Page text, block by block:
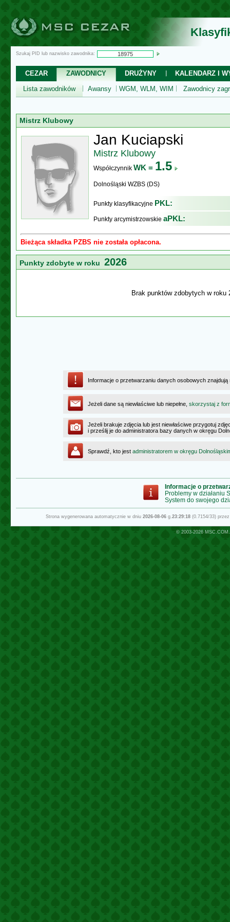
Szukaj PID lub nazwisko zawodnika:
CEZAR ZAWODNICY DRUŻYNY
KALENDARZ I
Lista zawodników
Awansy WGM, WLM, WIM Zawodnicy
Mistrz Klubowy
Jan Kuciapski
Mistrz Klubowy
Współczynnik WK = 1.5
Dolnośląski WZBS (DS)
Punkty klasyfikacyjne PKL:
Punkty arcymistrzowskie aPKL:
Bieżąca składka PZBS nie została opłacona.
Punkty zdobyte w roku 2026
Brak punktów zdobytych w roku
Informacje o przetwarzaniu danych osobowych
Jeżeli dane są niewłaściwe lub niepełne, skorzystaj z
Jeżeli brakuje zdjęcia lub jest niewłaściwe przygotuj
i prześlij je do administratora bazy danych w okręgu
Sprawdź, kto jest administratorem w okręgu
Informacje o
Problemy w działaniu
System do swojego
Strona wygenerowana automatycznie w dniu 2026-08-06g.23:29:18(0.7154/33)
© 2003-2026